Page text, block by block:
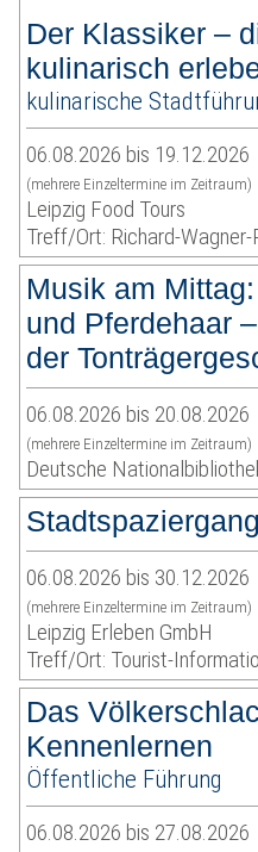
Der Klassiker –
kulinarisch
kulinarische
06.08.2026 bis 19.12.2026
(mehrere Einzeltermine im Zeitraum)
Leipzig Food Tours
Treff/Ort: Richard-
Musik am
und Pferdehaar
der
06.08.2026 bis 20.08.2026
(mehrere Einzeltermine im Zeitraum)
Deutsche
Stadtspaziergang
06.08.2026 bis 30.12.2026
(mehrere Einzeltermine im Zeitraum)
Leipzig Erleben GmbH
Treff/Ort: Tourist-
Das
Kennenlernen
Öffentliche Führung
06.08.2026 bis 27.08.2026